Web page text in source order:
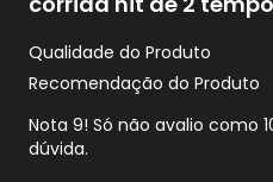
Qualidade do Produto
Recomendação do Produto
Nota 9! Só não avalio como
dúvida.